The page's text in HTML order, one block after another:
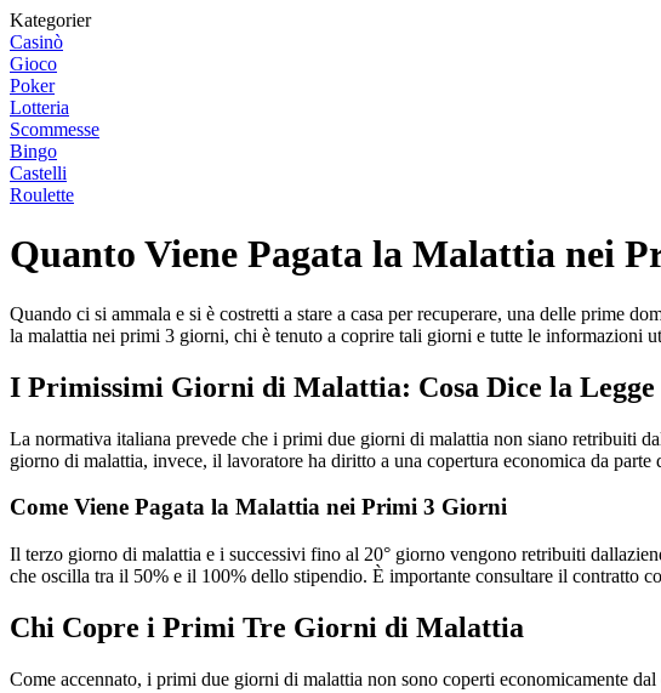
Kategorier
Casinò
Gioco
Poker
Lotteria
Scommesse
Bingo
Castelli
Roulette
Quanto Viene Pagata la Malattia nei
Quando ci si ammala e si è costretti a stare a casa per recuperare, una delle prime
la malattia nei primi 3 giorni, chi è tenuto a coprire tali giorni e tutte le informazioni
I Primissimi Giorni di Malattia: Cosa Dice la Legge
La normativa italiana prevede che i primi due giorni di malattia non siano retribuiti
giorno di malattia, invece, il lavoratore ha diritto a una copertura economica da parte
Come Viene Pagata la Malattia nei Primi 3 Giorni
Il terzo giorno di malattia e i successivi fino al 20° giorno vengono retribuiti
che oscilla tra il 50% e il 100% dello stipendio. È importante consultare il contratto
Chi Copre i Primi Tre Giorni di Malattia
Come accennato, i primi due giorni di malattia non sono coperti economicamente